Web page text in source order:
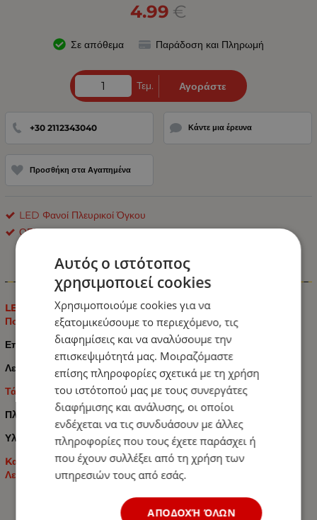
4.99 €
Σε απόθεμα Παράδοση και Πληρωμή
Τεμ. Αγοράστε
+30 2112343040 Κάντε μια έρευνα
Προσθήκη στα Αγαπημένα
LED Φανοί Πλευρικοί Όγκου
ΟΕΜ
Πληροφορίες
LED Όγκου SMD Κερατάκι 12V / 24V IP66 Πορτοκαλί /
Πορτοκαλί 7cm
Επιφανειακής Τοποθέτησης
Λειτουργία σε 2 πλευρές: Eμπρός / Πίσω
Τάση Λειτουργίας 12V / 24V
Πλευρική Τοποθέτηση
Υλικό Μη Διαβρωτικό
Kατάλληλο για όλα τα Αυτοκίνητα: Ημιφορτηγά / Φορτηγά /
Λεωφορεία / Τρακτέρ – Γεωργικά Μηχανήματα κτλ.
Αυτός ο ιστότοπος
χρησιμοποιεί cookies
Χρησιμοποιούμε cookies για να
εξατομικεύσουμε το περιεχόμενο, τις
διαφημίσεις και να αναλύσουμε την
επισκεψιμότητά μας. Μοιραζόμαστε
επίσης πληροφορίες σχετικά με τη χρήση
του ιστότοπού μας με τους συνεργάτες
διαφήμισης και ανάλυσης, οι οποίοι
ενδέχεται να τις συνδυάσουν με άλλες
πληροφορίες που τους έχετε παράσχει ή
που έχουν συλλέξει από τη χρήση των
υπηρεσιών τους από εσάς.
ΑΠΟΔΟΧΉ ΌΛΩΝ